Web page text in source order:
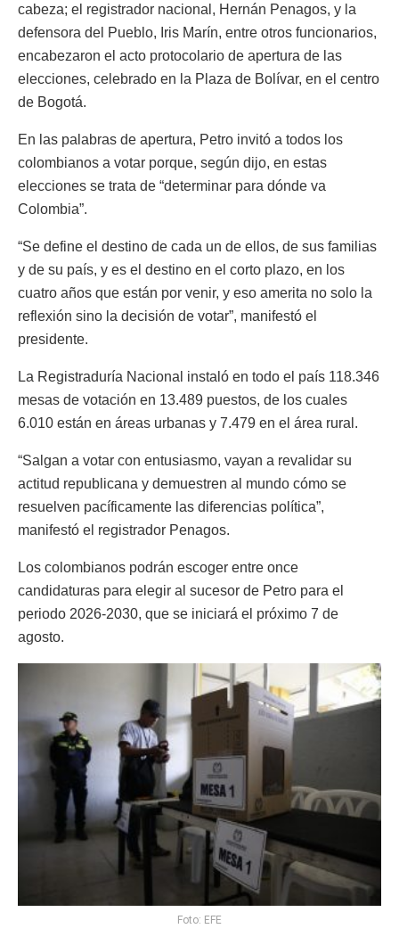
cabeza; el registrador nacional, Hernán Penagos, y la
defensora del Pueblo, Iris Marín, entre otros funcionarios,
encabezaron el acto protocolario de apertura de las
elecciones, celebrado en la Plaza de Bolívar, en el centro
de Bogotá.
En las palabras de apertura, Petro invitó a todos los
colombianos a votar porque, según dijo, en estas
elecciones se trata de “determinar para dónde va
Colombia”.
“Se define el destino de cada un de ellos, de sus familias
y de su país, y es el destino en el corto plazo, en los
cuatro años que están por venir, y eso amerita no solo la
reflexión sino la decisión de votar”, manifestó el
presidente.
La Registraduría Nacional instaló en todo el país 118.346
mesas de votación en 13.489 puestos, de los cuales
6.010 están en áreas urbanas y 7.479 en el área rural.
“Salgan a votar con entusiasmo, vayan a revalidar su
actitud republicana y demuestren al mundo cómo se
resuelven pacíficamente las diferencias política”,
manifestó el registrador Penagos.
Los colombianos podrán escoger entre once
candidaturas para elegir al sucesor de Petro para el
periodo 2026-2030, que se iniciará el próximo 7 de
agosto.
Foto: EFE